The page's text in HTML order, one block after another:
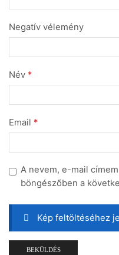
Negatív vélemény
Név *
Email *
A nevem, e-mail
böngészőben a
Kép feltöltéséhez